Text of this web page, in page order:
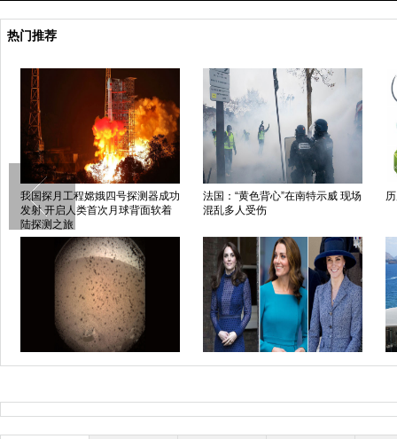
热门推荐
APEC领导人会议即将在莫尔兹比
港举行
千年古镇静候世界互联网大会启幕
滞留塞班中国游客开始登机回国
太湖世界文化论坛第五届年会开幕
式在京举行